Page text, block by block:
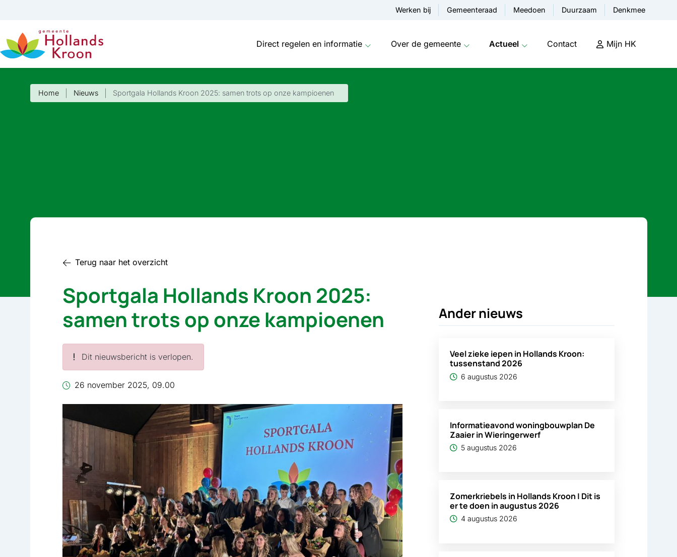
Werken bij Gemeenteraad Meedoen Duurzaam Denkmee
Direct regelen en informatie Over de gemeente Actueel Contact Mijn HK
Home Nieuws Sportgala Hollands Kroon 2025: samen trots op onze kampioenen
Terug naar het overzicht
Sportgala Hollands Kroon 2025:
samen trots op onze kampioenen
Dit nieuwsbericht is verlopen.
26 november 2025, 09.00
Ander nieuws
Veel zieke iepen in Hollands Kroon:
tussenstand 2026
6 augustus 2026
Informatieavond woningbouwplan De
Zaaier in Wieringerwerf
5 augustus 2026
Zomerkriebels in Hollands Kroon | Dit is
er te doen in augustus 2026
4 augustus 2026